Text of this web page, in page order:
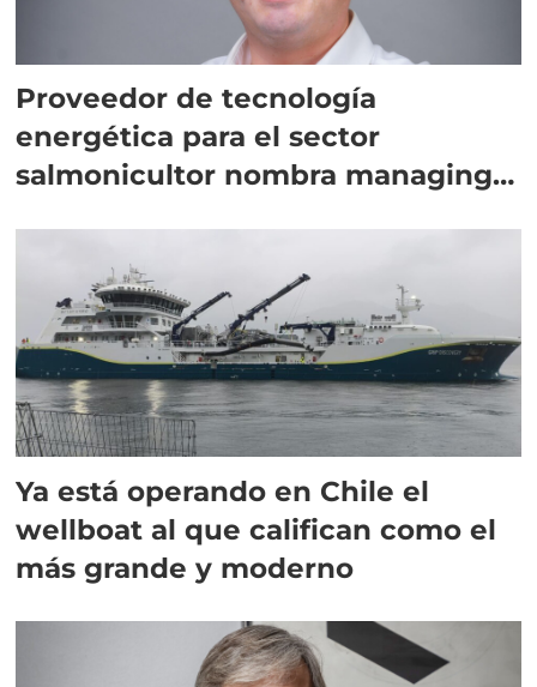
Proveedor de tecnología
energética para el sector
salmonicultor nombra managing
Ya está operando en Chile el
wellboat al que califican como el
más grande y moderno